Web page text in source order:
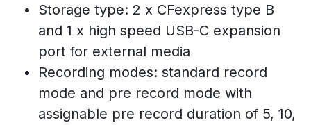
Storage type: 2 x CFexpress type B
and 1 x high speed USB-C expansion
port for external media
Recording modes: standard record
mode and pre record mode with
assignable pre record duration of 5, 10,